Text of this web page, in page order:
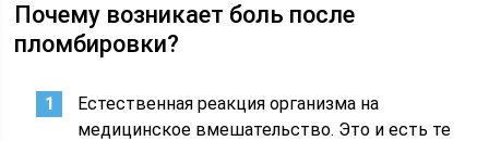
Почему возникает боль после
пломбировки?
Естественная реакция организма на
медицинское вмешательство. Это и есть те